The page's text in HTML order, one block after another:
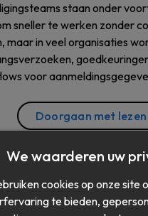
staan onder
sneller te werken zonder
maar in veel organisaties
voor
Doorgaan met lezen
We waarderen uw
cookies op onze site
te bieden,